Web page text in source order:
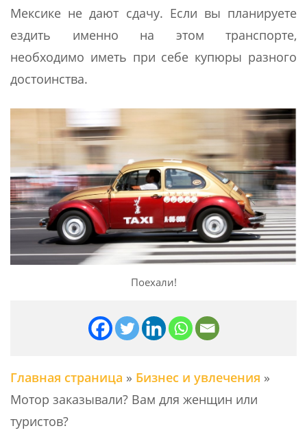
Мексике не дают сдачу. Если вы планируете
ездить именно на этом транспорте,
необходимо иметь при себе купюры разного
достоинства.
Поехали!
Главная страница » Бизнес и увлечения »
Мотор заказывали? Вам для женщин или
туристов?